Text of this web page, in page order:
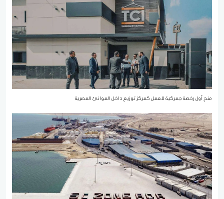
منح أول رخصة جمركية للعمل كمركز توزيع داخل الموانئ المصرية